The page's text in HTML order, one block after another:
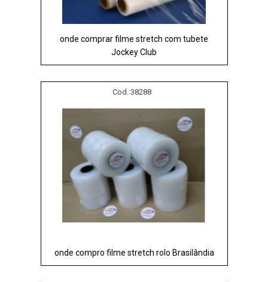
onde comprar filme stretch com tubete
Jockey Club
Cod.:38288
onde compro filme stretch rolo Brasilândia